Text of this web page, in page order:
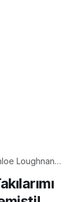
Loughnan
demişti! Serdar
yanıt verdi